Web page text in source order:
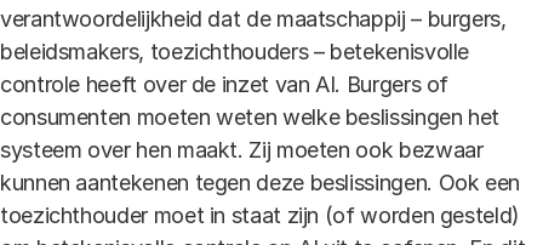
verantwoordelijkheid dat de maatschappij – burgers,
beleidsmakers, toezichthouders – betekenisvolle
controle heeft over de inzet van AI. Burgers of
consumenten moeten weten welke beslissingen het
systeem over hen maakt. Zij moeten ook bezwaar
kunnen aantekenen tegen deze beslissingen. Ook een
toezichthouder moet in staat zijn (of worden gesteld)